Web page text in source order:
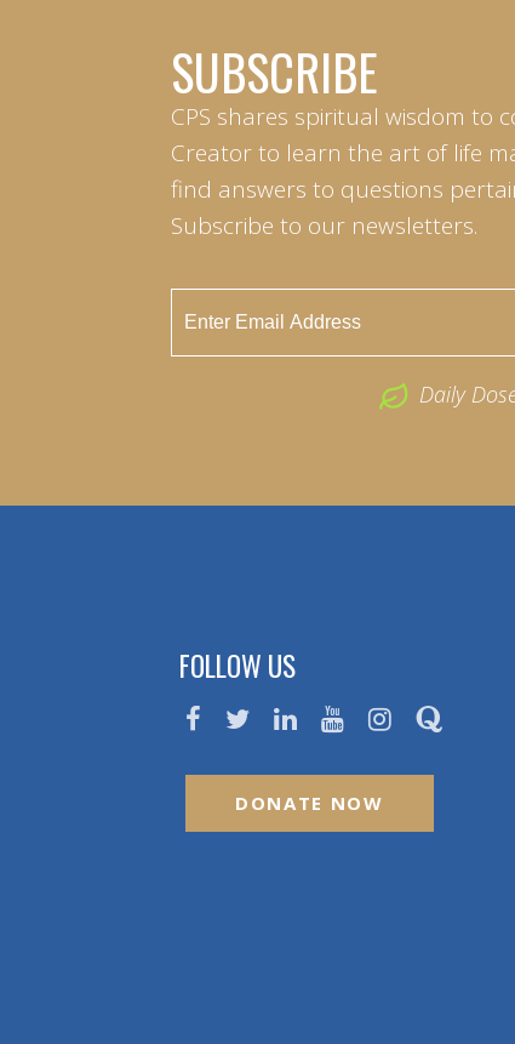
SUBSCRIBE
CPS shares spiritual wisdom to
Creator to learn the art of life
find answers to questions
Subscribe to our newsletters.
Daily
FOLLOW US
DONATE NOW